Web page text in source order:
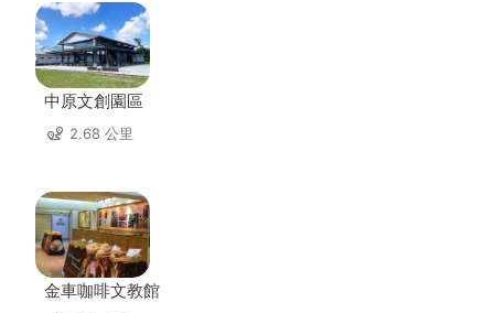
中原文創園區
2.68 公里
金車咖啡文教館